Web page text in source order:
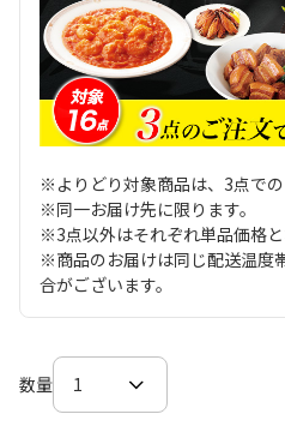
※よりどり対象商品は、3点での
※同一お届け先に限ります。
※3点以外はそれぞれ単品価格と
※商品のお届けは同じ配送温度
合がございます。
数量